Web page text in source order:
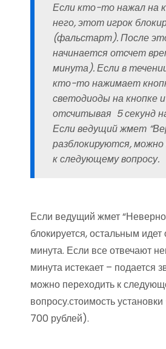
Если кто-то нажал на
него, этот игрок
(фальстарт). После
начинается отсчет
минута). Если в
кто-то нажимает
светодиоды на кнопке
отсчитывая 5 секунд
Если ведущий жмет
разблокируются,
к следующему вопросу.
Если ведущий жмет
блокируется, остальным идет
минута. Если все отвечают
минута истекает – подается
можно переходить к
вопросу.стоимость
700 рублей).